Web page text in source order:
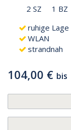
2 SZ 1 BZ
ruhige Lage
WLAN
strandnah
104,00 € bis